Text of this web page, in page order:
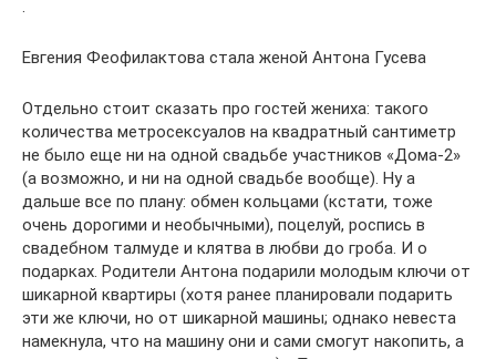
.
Евгения Феофилактова стала женой Антона Гусева
Отдельно стоит сказать про гостей жениха: такого
количества метросексуалов на квадратный сантиметр
не было еще ни на одной свадьбе участников «Дома-2»
(а возможно, и ни на одной свадьбе вообще). Ну а
дальше все по плану: обмен кольцами (кстати, тоже
очень дорогими и необычными), поцелуй, роспись в
свадебном талмуде и клятва в любви до гроба. И о
подарках. Родители Антона подарили молодым ключи от
шикарной квартиры (хотя ранее планировали подарить
эти же ключи, но от шикарной машины; однако невеста
намекнула, что на машину они и сами смогут накопить, а